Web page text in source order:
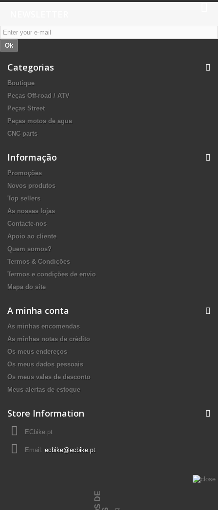
Ok
Categorias
Boutique
Peças Off-road / ATV
Peças Street
Peças motos de agua
CNC parts
Informação
Promoções
Novos produtos
Top sellers
As nossas lojas
Contacte-nos
Apoio ao cliente
Quem somos?
Termos & Condições
Termos e condições de envio
Mapa do site
A minha conta
As minhas encomendas
As minhas notas de crédito
Os meus endereços
Os meus dados pessoais
Os meus vales de desconto
Meus alertas de estoque
Store Information
ECbike.pt
Email: ecbike@ecbike.pt